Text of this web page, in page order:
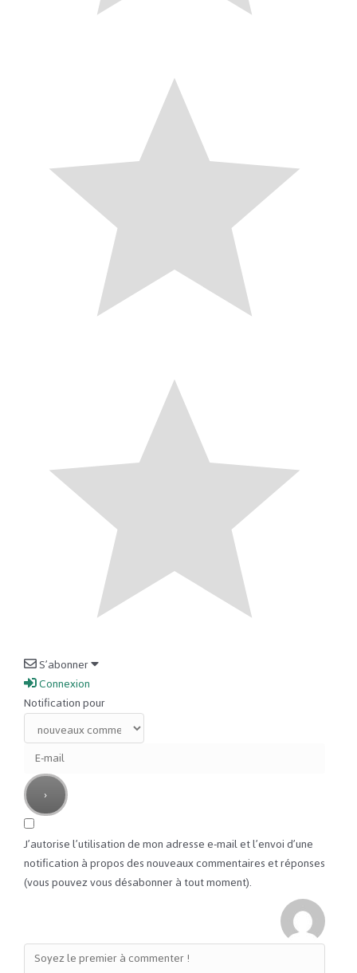
S’abonner
Connexion
Notification pour
J’autorise l’utilisation de mon adresse e-mail et l’envoi d’une
notification à propos des nouveaux commentaires et réponses
(vous pouvez vous désabonner à tout moment).